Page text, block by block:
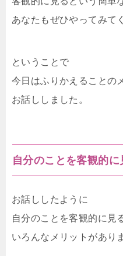
あなたもぜひやってみて
ということで
今日はふりかえることの
お話ししました。
自分のことを客観的
お話ししたように
自分のことを客観的に見
いろんなメリットがあり